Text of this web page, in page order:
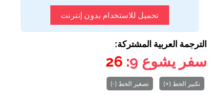
تحميل للاستخدام بدون إنترنت
الترجمة العربية المشتركة:
سفر يشوع 9
: 26
تكبير الخط (+) تصغير الخط (-)